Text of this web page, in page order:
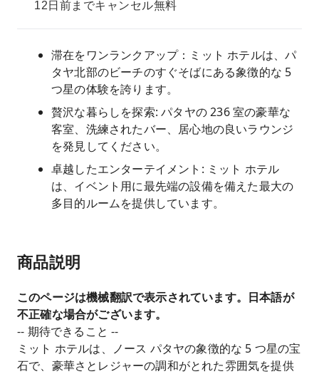
12日前までキャンセル無料
滞在をワンランクアップ：ミット ホテルは、パ
タヤ北部のビーチのすぐそばにある象徴的な 5
つ星の体験を誇ります。
贅沢な暮らしを探索: パタヤの 236 室の豪華な
客室、洗練されたバー、居心地の良いラウンジ
を発見してください。
卓越したエンターテイメント: ミット ホテル
は、イベント用に最先端の設備を備えた最大の
多目的ルームを提供しています。
商品説明
このページは機械翻訳で表示されています。日本語が
不正確な場合がございます。
-- 期待できること --
ミット ホテルは、ノース パタヤの象徴的な 5 つ星の宝
石で、豪華さとレジャーの調和がとれた雰囲気を提供